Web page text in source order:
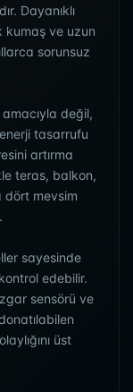
Dayanıklı
kumaş ve uzun
sorunsuz
değil,
tasarrufu
artırma
teras, balkon,
dört mevsim
sayesinde
edebilir.
sensörü ve
üst